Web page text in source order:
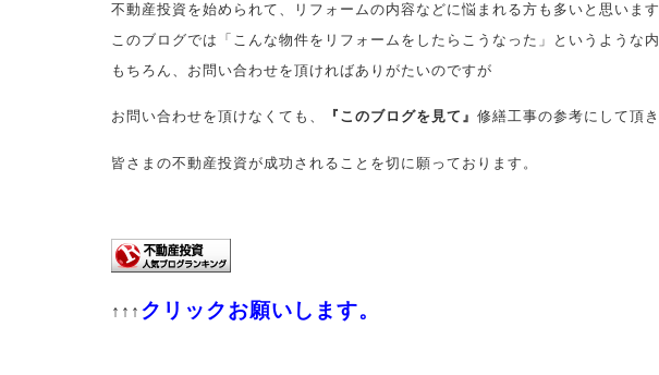
不動産投資を始められて、リフォームの内容などに悩まれる方も多いと思います
このブログでは「こんな物件をリフォームをしたらこうなった」というような
もちろん、お問い合わせを頂ければありがたいのですが
お問い合わせを頂けなくても、 『このブログを見て』 修繕工事の参考にして頂き
皆さまの不動産投資が成功されることを切に願っております。
↑↑↑ クリックお願いします。